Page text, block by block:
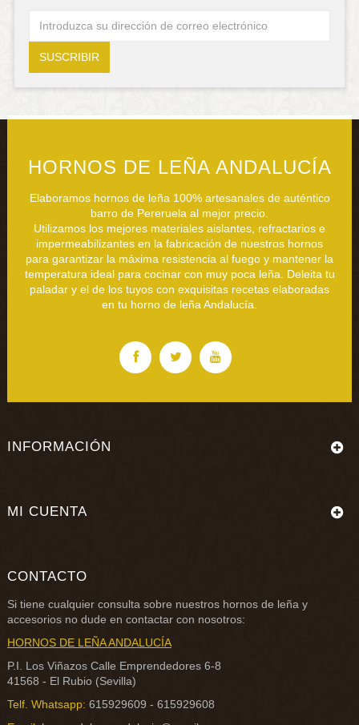
HORNOS DE LEÑA ANDALUCÍA
Elaboramos hornos de leña 100% artesanales de auténtico
barro de Pereruela al mejor precio.
Utilizamos los mejores materiales aislantes, refractarios e
impermeabilizantes en la fabricación de nuestros hornos
para garantizar la máxima resistencia al fuego y mantener la
temperatura ideal para cocinar con muy poca leña. Deleita tu
paladar y el de los tuyos con exquisitas recetas elaboradas
en tu horno de leña Andalucía.
INFORMACIÓN
MI CUENTA
CONTACTO
Si tiene cualquier consulta sobre nuestros hornos de leña y
accesorios no dude en contactar con nosotros:
HORNOS DE LEÑA ANDALUCÍA
P.I. Los Viñazos Calle Emprendedores 6-8
41568 - El Rubio (Sevilla)
Telf. Whatsapp: 615929609 - 615929608